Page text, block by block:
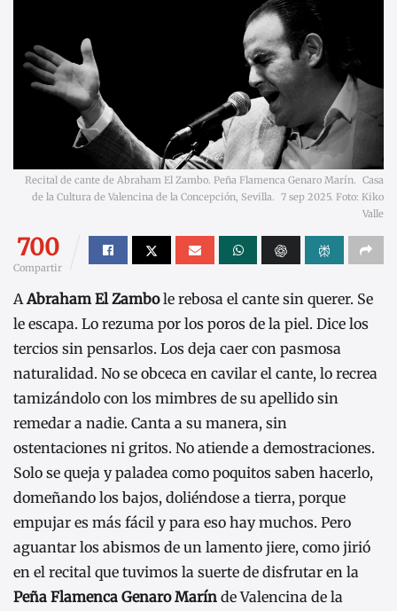
Recital de cante de Abraham El Zambo. Peña Flamenca Genaro Marín. Casa
de la Cultura de Valencina de la Concepción, Sevilla. 7 sep 2025. Foto: Kiko
Valle
700
Compartir
A Abraham El Zambole rebosa el cante sin querer. Se
le escapa. Lo rezuma por los poros de la piel. Dice los
tercios sin pensarlos. Los deja caer con pasmosa
naturalidad. No se obceca en cavilar el cante, lo recrea
tamizándolo con los mimbres de su apellido sin
remedar a nadie. Canta a su manera, sin
ostentaciones ni gritos. No atiende a demostraciones.
Solo se queja y paladea como poquitos saben hacerlo,
domeñando los bajos, doliéndose a tierra, porque
empujar es más fácil y para eso hay muchos. Pero
aguantar los abismos de un lamento jiere, como jirió
en el recital que tuvimos la suerte de disfrutar en la
Peña Flamenca Genaro Marín de Valencina de la